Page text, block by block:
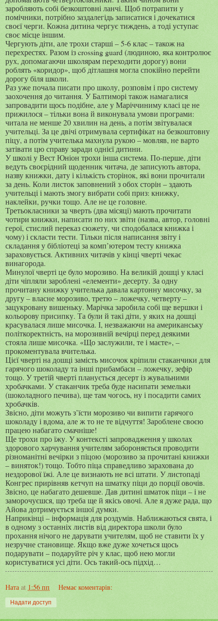
заробляють собі безкоштовні ланчі. Щоб потрапити у
помічники, потрібно заздалегідь записатися і дочекатися
своєї черги. Кожна дитина чергує тиждень, а тоді уступає
своє місце іншим.
Чергують діти, але трохи старші – 5-6 клас – також на
перехрестях. Разом ізcrossing guard (людиною, яка контролює
рух, допомагаючи школярам переходити дорогу) вони
роблять «коридор», щоб дітлашня могла спокійно перейти
дорогу біля школи.
Раз уже почала писати про школу, розповім і про систему
заохочення до читання. У Балтиморі також намагалися
запровадити щось подібне, але у Маріччиниму класі це не
прижилося – тільки вона й виконувала умови програми:
читала не менше 20 хвилин на день, а потім звітувалася
учительці. За це двічі отримувала сертифікат на безкоштовну
піцу, а потім учителька махнула рукою – мовляв, не варто
затівати цю справу заради однієї дитини.
У школі у Вест Юніон трохи інша система. По-перше, діти
ведуть своєрідний щоденник читача, де записують автора,
назву книжки, дату і кількість сторінок, які вони прочитали
за день. Коли листок заповнений з обох сторін – здають
учительці і мають змогу вибрати собі приз: книжку,
наклейки, ручки тощо. Але не це головне.
Третьокласники за чверть (два місяці) мають прочитати
чотири книжки, написати по них звіти (назва, автор, головні
герої, стислий переказ сюжету, чи сподобалася книжка і
чому) і скласти тести. Тільки після написання звіту і
складання у бібліотеці за комп’ютером тесту книжка
зараховується. Активних читачів у кінці чверті чекає
винагорода.
Минулої чверті це було морозиво. На великій дошці у класі
діти чіпляли зароблені «елементи» десерту. За одну
прочитану книжку учителька давала картонну мисочку, за
другу – власне морозиво, третю – ложечку, четверту –
зацукровану вишеньку. Марічка заробила собі ще вершки і
кольорову присипку. Та були й такі діти, у яких на дошці
красувалася лише мисочка. І, незважаючи на американську
політкоректність, на морозивній вечірці перед деякими
стояла лише мисочка. «Що заслужили, те і маєте», –
прокоментувала вчителька.
Цієї чверті на дошці замість мисочок кріпили стаканчики для
гарячого шоколаду та інші прибамбаси – ложечку, зефір
тощо. У третій чверті планується десерт із жувальними
хробачками. У стаканчик треба буде насипати земельки
(шоколадного печива), ще там чогось, ну і посадити самих
хробачків.
Звісно, діти можуть з’їсти морозиво чи випити гарячого
шоколаду і вдома, але ж то не те відчуття! Зароблене своєю
працею набагато смачніше!
Ще трохи про їжу. У контексті запровадження у школах
здорового харчування учителям забороняється проводити
різноманітні вечірки з піцою (морозиво за прочитані книжки
– виняток!) тощо. Тобто піца справедливо зарахована до
нездорової їжі. Але це визнають не всі штати. У листопаді
Конгрес прирівняв кетчуп на шматку піци до порції овочів.
Звісно, це набагато дешевше. Дав дитині шматок піци – і не
заморочуєшся, що треба ще й якісь овочі. Але я дуже рада, що
Айова дотримується іншої думки.
Наприкінці – інформація для роздумів. Наближаються свята, і
в одному з останніх листів від директора школи було
прохання нічого не дарувати учителям, щоб не ставити їх у
незручне становище. Якщо вже дуже хочеться щось
подарувати – подаруйте річ у клас, щоб нею могли
користуватися усі діти. Ось такий-ось підхід…
Ната at 1:56 пп Немає коментарів:
Надати доступ